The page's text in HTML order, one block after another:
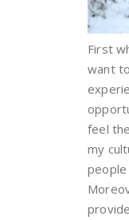
First
want
feel
my